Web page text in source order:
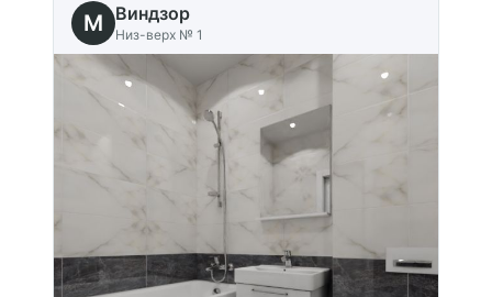
M Виндзор
Низ-верх № 1